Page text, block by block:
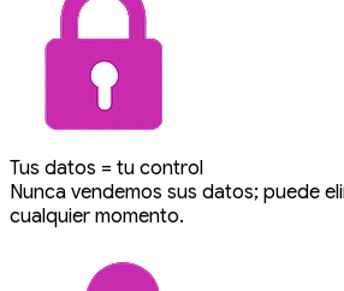
Tus datos = tu control
Nunca vendemos sus datos; puede
cualquier momento.